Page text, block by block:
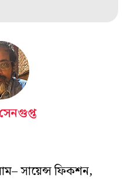
সায়েন্স ফিকশন,